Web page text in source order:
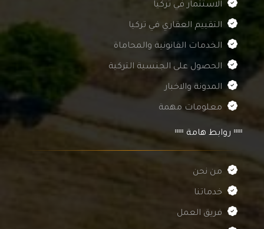
الاستثمار في تركيا
التقييم العقاري في تركيا
الخدمات القانونية والمحاماة
الحصول على الجنسية التركية
المدونة والاخبار
معلومات مهمة
روابط هامة
من نحن
خدماتنا
فريق العمل